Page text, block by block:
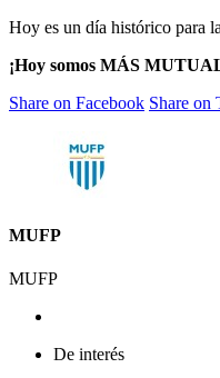
Hoy es un día histórico para
¡Hoy somos MÁS
Share on Facebook Share on
MUFP
MUFP
De interés